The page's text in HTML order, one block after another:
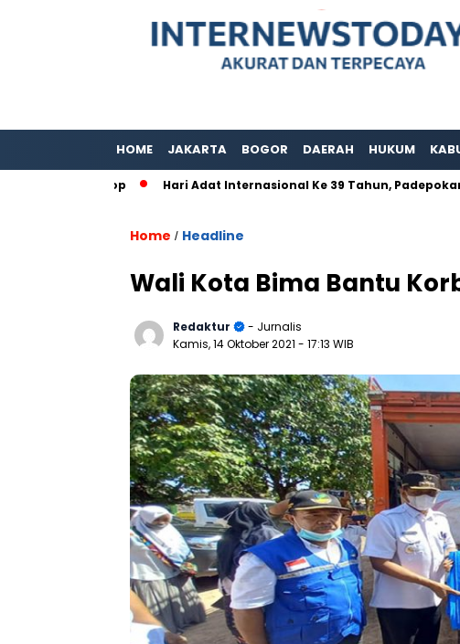
HOME JAKARTA BOGOR DAERAH HUKUM
Hari Adat Internasional Ke 39 Tahun, Padepokan
Home / Headline
Wali Kota Bima Bantu
Redaktur
- Jurnalis
Kamis, 14 Oktober 2021 - 17:13 WIB